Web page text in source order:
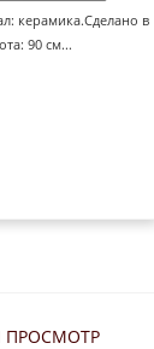
керамика.Сделано в
90 см...
ПРОСМОТР